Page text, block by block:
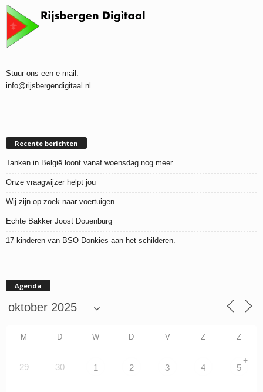
Stuur ons een e-mail:
info@rijsbergendigitaal.nl
Recente berichten
Tanken in België loont vanaf woensdag nog meer
Onze vraagwijzer helpt jou
Wij zijn op zoek naar voertuigen
Echte Bakker Joost Douenburg
17 kinderen van BSO Donkies aan het schilderen.
Agenda
M D W D V Z Z
29 30 1 2 3 4 5
+